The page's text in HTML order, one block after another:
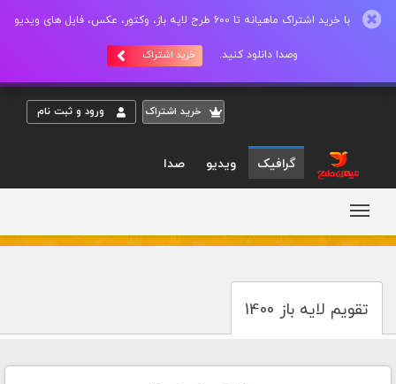
با خرید اشتراک ماهیانه تا 600 طرح لایه باز، وکتور، عکس، فایل های ویدیو
وصدا دانلود کنید. خرید اشتراک
خريد اشتراک ورود و ثبت نام
گرافیک ویدیو صدا
تقویم لایه باز 1400